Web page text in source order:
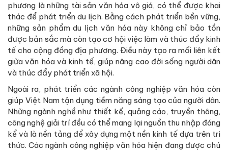
phương là những tài sản văn hóa vô giá, có thể được khai
thác để phát triển du lịch. Bằng cách phát triển bền vững,
những sản phẩm du lịch văn hóa này không chỉ bảo tồn
được bản sắc mà còn tạo cơ hội việc làm và thúc đẩy kinh
tế cho cộng đồng địa phương. Điều này tạo ra mối liên kết
giữa văn hóa và kinh tế, giúp nâng cao đời sống người dân
và thúc đẩy phát triển xã hội.
Ngoài ra, phát triển các ngành công nghiệp văn hóa còn
giúp Việt Nam tận dụng tiềm năng sáng tạo của người dân.
Những ngành nghề như thiết kế, quảng cáo, truyền thông,
công nghệ giải trí đều có thể mang lại nguồn thu nhập đáng
kể và là nền tảng để xây dựng một nền kinh tế dựa trên tri
thức. Các ngành công nghiệp văn hóa hiện đang được chú